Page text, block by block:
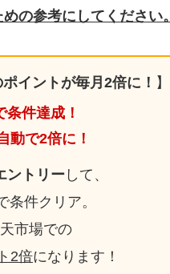
の参考にしてください。
イントが毎月2倍に！ 】
件達成！
動で2倍に！
ントリーして、
条件クリア。
市場での
2倍になります！